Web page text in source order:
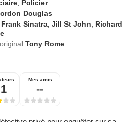
Policier
Douglas
Frank Sinatra ,Jill St John
Richard
Tony Rome
Mes amis
--